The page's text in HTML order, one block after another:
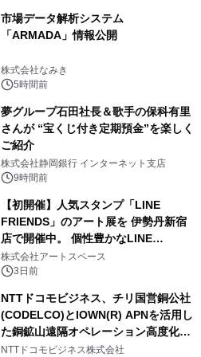
市場データ解析システム
「ARMADA」情報公開
株式会社なみき
5時間前
夢グループ石田社長＆歌手の保科有里
さんが “宝くじ付き定期預金”を楽しく
ご紹介
株式会社静岡銀行 インターネット支店
9時間前
【初開催】人気スタンプ「LINE
FRIENDS」のアート展を 伊勢丹新宿
店で開催中。 個性豊かなLINE
FRIENDSの仲間たちが インテリアア
ートとして新たな魅力を発信。
株式会社アートスペース
3日前
NTTドコモビジネス、チリ国営銅公社
(CODELCO)とIOWN(R) APNを活用し
た銅鉱山遠隔オペレーション高度化に
向けた調査・実証を開始
NTTドコモビジネス株式会社